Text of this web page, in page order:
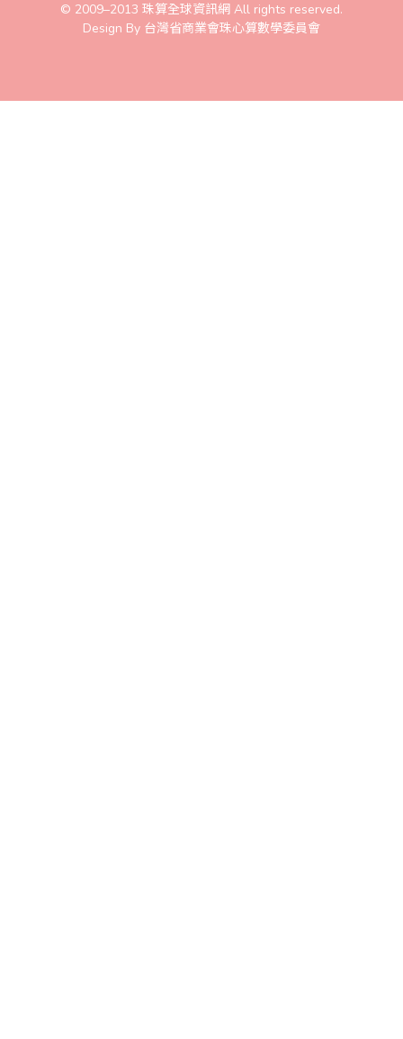
© 2009–2013 珠算全球資訊網 All rights reserved.
Design By 台灣省商業會珠心算數學委員會